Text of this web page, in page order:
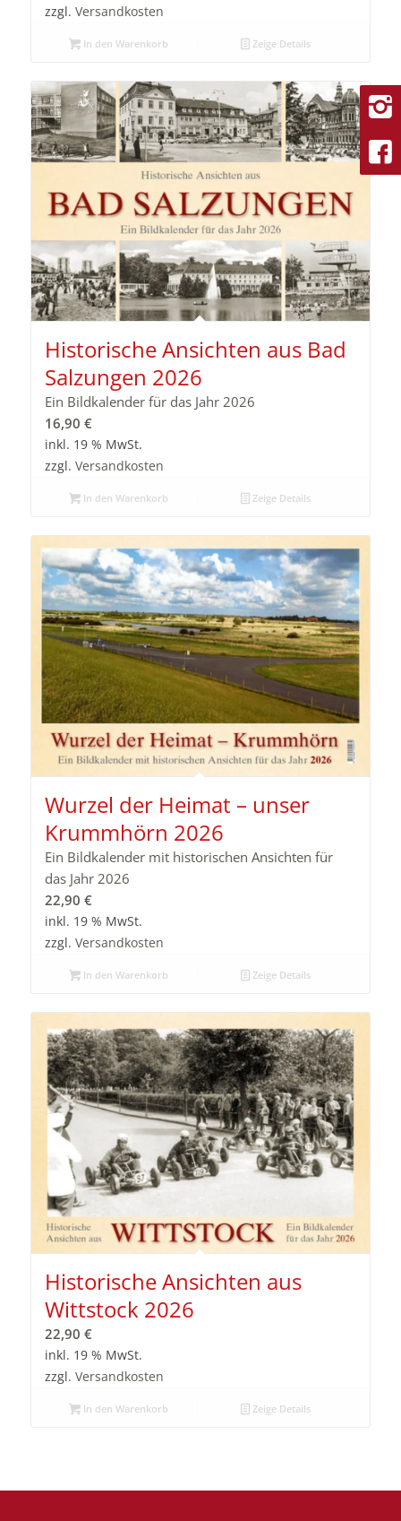
zzgl. Versandkosten
In den Warenkorb Zeige Details
Historische Ansichten aus Bad
Salzungen 2026
Ein Bildkalender für das Jahr 2026
16,90 €
inkl. 19 % MwSt.
zzgl. Versandkosten
In den Warenkorb Zeige Details
Wurzel der Heimat – unser
Krummhörn 2026
Ein Bildkalender mit historischen Ansichten für
das Jahr 2026
22,90 €
inkl. 19 % MwSt.
zzgl. Versandkosten
In den Warenkorb Zeige Details
Historische Ansichten aus
Wittstock 2026
22,90 €
inkl. 19 % MwSt.
zzgl. Versandkosten
In den Warenkorb Zeige Details